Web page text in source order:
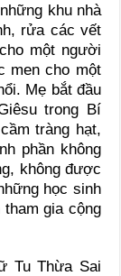
khu nhà
rửa các vết
một người
men cho một
Mẹ bắt đầu
trong Bí
tràng hạt,
phần không
không được
học sinh
gia cộng
Tu Thừa Sai